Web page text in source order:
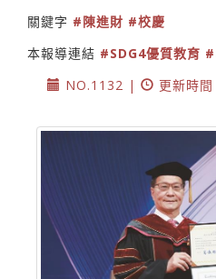
關鍵字 #陳進財 #校慶
本報導連結 #SDG4優質教育
NO.1132 |
更新時